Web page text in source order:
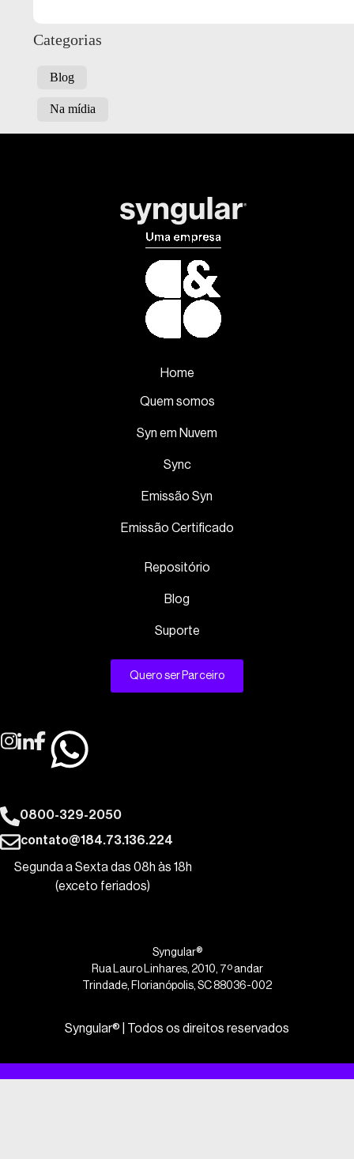
Categorias
Blog
Na mídia
Home
Quem somos
Syn em Nuvem
Sync
Emissão Syn
Emissão Certificado
Repositório
Blog
Suporte
Quero ser Parceiro
0800-329-2050
contato@184.73.136.224
Segunda a Sexta das 08h às 18h
(exceto feriados)
Syngular®
Rua Lauro Linhares, 2010, 7º andar
Trindade, Florianópolis, SC 88036-002
Syngular® | Todos os direitos reservados